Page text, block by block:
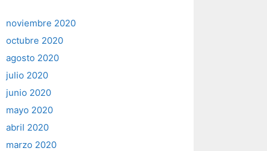
noviembre 2020
octubre 2020
agosto 2020
julio 2020
junio 2020
mayo 2020
abril 2020
marzo 2020